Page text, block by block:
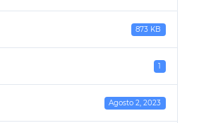
873 KB
1
Agosto 2, 2023